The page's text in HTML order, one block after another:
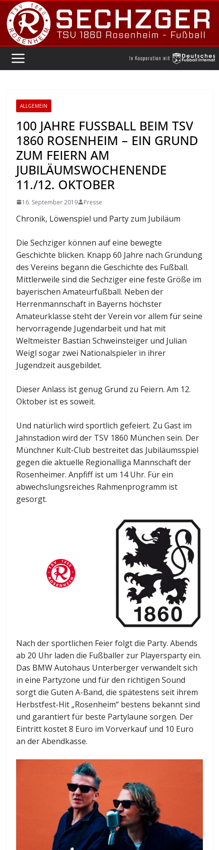
Zum
Inhalt
springen
ALLGEMEIN
100 JAHRE FUSSBALL BEIM TSV 1
860 ROSENHEIM – EIN GRUND Z
UM FEIERN AM J
UBILÄUMSWOCHENENDE 1
1./12. OKTOBER
16. September 2019 Presse
Chronik, Löwenspiel und Party zum Jubiläum
Die Sechziger können auf eine bewegte
Geschichte blicken. Knapp 60 Jahre nach Gründung
des Vereins begann die Geschichte des Fußball.
Mittlerweile sind die Sechziger eine feste Größe im
bayerischen Amateurfußball. Neben der
Herrenmannschaft in Bayerns höchster
Amateurklasse steht der Verein vor allem für seine
hervorragende Jugendarbeit und hat mit
Weltmeister Bastian Schweinsteiger und Julian
Weigl sogar zwei Nationalspieler in ihrer
Jugendzeit ausgebildet.
Dieser Anlass ist genug Grund zu Feiern. Am 12.
Oktober ist es soweit.
Und natürlich wird sportlich gefeiert. Zu Gast im
Jahnstadion wird der TSV 1860 München sein. Der
Münchner Kult-Club bestreitet das Jubiläumsspiel
gegen die aktuelle Regionalliga Mannschaft der
Rosenheimer. Anpfiff ist um 14 Uhr. Für ein
abwechslungsreiches Rahmenprogramm ist
gesorgt.
Nach der sportlichen Feier folgt die Party. Abends
ab 20 Uhr laden die Fußballer zur Playersparty ein.
Das BMW Autohaus Unterberger verwandelt sich
in eine Partyzone und für den richtigen Sound
sorgt die Guten A-Band, die spätestens seit ihrem
Herbstfest-Hit „Rosenheim“ bestens bekannt sind
und garantiert für beste Partylaune sorgen. Der
Eintritt kostet 8 Euro im Vorverkauf und 10 Euro
an der Abendkasse.